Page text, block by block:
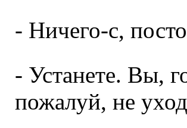
- Ничего-с,
- Устанете. Вы,
пожалуй, не